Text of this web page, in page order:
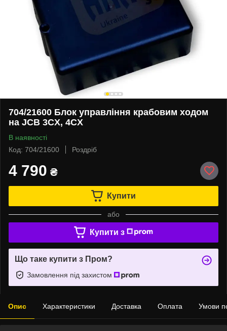
704/21600 Блок управління крабовим ходом
на JCB 3CX, 4CX
В наявності
Код: 704/21600
Роздріб
4 790 ₴
Купити
або
Купити з
Що таке купити з Пром?
Замовлення під захистом
Опис Характеристики Доставка Оплата Умови